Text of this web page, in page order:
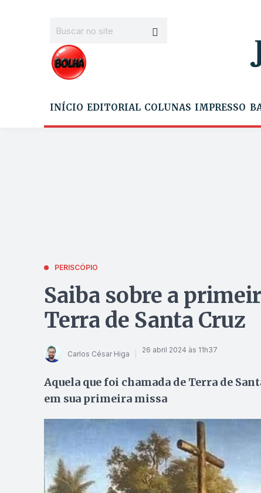
INÍCIO EDITORIAL COLUNAS IMPRESSO
PERISCÓPIO
Saiba sobre a
Terra de Santa Cruz
Carlos César Higa 26 abril 2024 às 11h37
Aquela que foi chamada de Terra de
em sua primeira missa